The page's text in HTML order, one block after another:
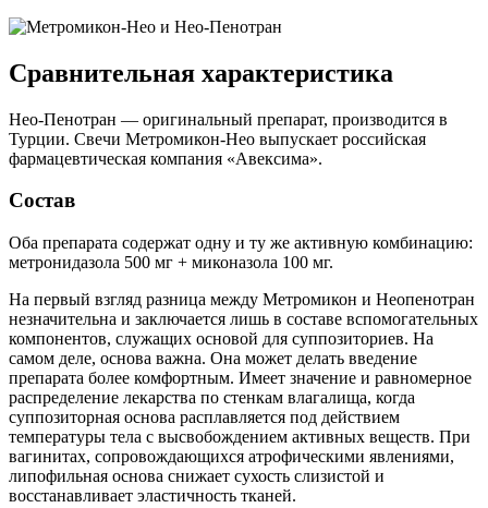
Сравнительная характеристика
Нео-Пенотран — оригинальный препарат, производится в
Турции. Свечи Метромикон-Нео выпускает российская
фармацевтическая компания «Авексима».
Состав
Оба препарата содержат одну и ту же активную комбинацию:
метронидазола 500 мг + миконазола 100 мг.
На первый взгляд разница между Метромикон и Неопенотран
незначительна и заключается лишь в составе вспомогательных
компонентов, служащих основой для суппозиториев. На
самом деле, основа важна. Она может делать введение
препарата более комфортным. Имеет значение и равномерное
распределение лекарства по стенкам влагалища, когда
суппозиторная основа расплавляется под действием
температуры тела с высвобождением активных веществ. При
вагинитах, сопровождающихся атрофическими явлениями,
липофильная основа снижает сухость слизистой и
восстанавливает эластичность тканей.